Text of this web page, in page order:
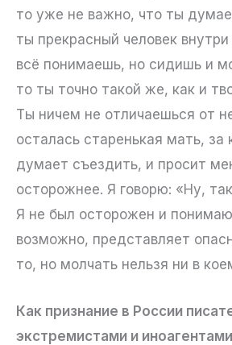
то уже не важно, что ты
ты прекрасный человек
всё понимаешь, но сидишь и
то ты точно такой же, как и
Ты ничем не отличаешься от
осталась старенькая мать, за
думает съездить, и просит
осторожнее. Я говорю: «Ну,
Я не был осторожен и
возможно, представляет
то, но молчать нельзя ни в
Как признание в России
экстремистами и